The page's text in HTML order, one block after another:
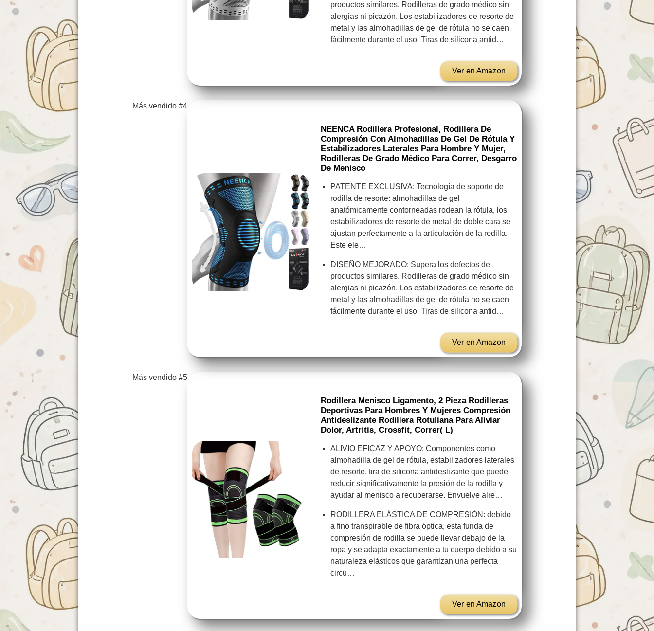
productos similares. Rodilleras de grado médico sin
alergias ni picazón. Los estabilizadores de resorte de
metal y las almohadillas de gel de rótula no se caen
fácilmente durante el uso. Tiras de silicona antid…
Ver en Amazon
Más vendido #4
NEENCA Rodillera Profesional, Rodillera De
Compresión Con Almohadillas De Gel De Rótula Y
Estabilizadores Laterales Para Hombre Y Mujer,
Rodilleras De Grado Médico Para Correr, Desgarro
De Menisco
PATENTE EXCLUSIVA: Tecnología de soporte de
rodilla de resorte: almohadillas de gel
anatómicamente contorneadas rodean la rótula, los
estabilizadores de resorte de metal de doble cara se
ajustan perfectamente a la articulación de la rodilla.
Este ele…
DISEÑO MEJORADO: Supera los defectos de
productos similares. Rodilleras de grado médico sin
alergias ni picazón. Los estabilizadores de resorte de
metal y las almohadillas de gel de rótula no se caen
fácilmente durante el uso. Tiras de silicona antid…
Ver en Amazon
Más vendido #5
Rodillera Menisco Ligamento, 2 Pieza Rodilleras
Deportivas Para Hombres Y Mujeres Compresión
Antideslizante Rodillera Rotuliana Para Aliviar
Dolor, Artritis, Crossfit, Correr( L)
ALIVIO EFICAZ Y APOYO: Componentes como
almohadilla de gel de rótula, estabilizadores laterales
de resorte, tira de silicona antideslizante que puede
reducir significativamente la presión de la rodilla y
ayudar al menisco a recuperarse. Envuelve alre…
RODILLERA ELÁSTICA DE COMPRESIÓN: debido
a fino transpirable de fibra óptica, esta funda de
compresión de rodilla se puede llevar debajo de la
ropa y se adapta exactamente a tu cuerpo debido a su
naturaleza elásticos que garantizan una perfecta
circu…
Ver en Amazon